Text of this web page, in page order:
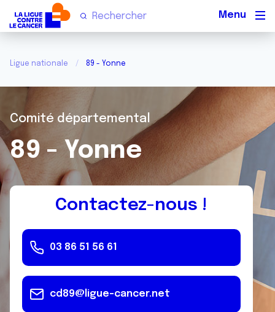
Ligue nationale 89 - Yonne
Comité départemental
89 - Yonne
Contactez-nous !
03 86 51 56 61
cd89@ligue-cancer.net